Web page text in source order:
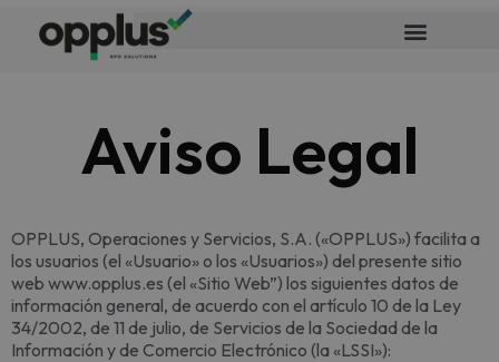
Aviso Legal
OPPLUS, Operaciones y Servicios, S.A. («OPPLUS») facilita a
los usuarios (el «Usuario» o los «Usuarios») del presente sitio
web www.opplus.es (el «Sitio Web”) los siguientes datos de
información general, de acuerdo con el artículo 10 de la Ley
34/2002, de 11 de julio, de Servicios de la Sociedad de la
Información y de Comercio Electrónico (la «LSSI»):